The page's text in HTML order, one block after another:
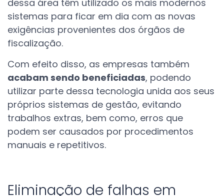
dessa área têm utilizado os mais modernos
sistemas para ficar em dia com as novas
exigências provenientes dos órgãos de
fiscalização.
Com efeito disso, as empresas também
acabam sendo beneficiadas, podendo
utilizar parte dessa tecnologia unida aos seus
próprios sistemas de gestão, evitando
trabalhos extras, bem como, erros que
podem ser causados por procedimentos
manuais e repetitivos.
Eliminação de falhas em